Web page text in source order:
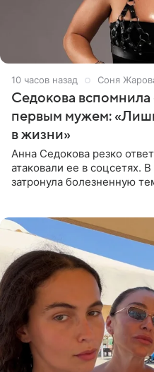
10 часов назад Соня
Седокова вспомнила
первым мужем:
в жизни»
Анна Седокова резко
атаковали ее в соцсетях.
затронула болезненную